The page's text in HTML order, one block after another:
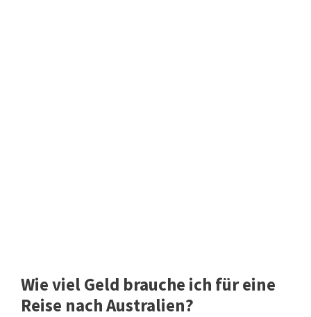
Wie viel Geld brauche ich für eine
Reise nach Australien?